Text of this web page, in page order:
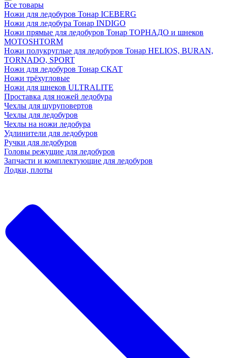
Все товары
Ножи для ледобуров Тонар ICEBERG
Ножи для ледобура Тонар INDIGO
Ножи прямые для ледобуров Тонар ТОРНАДО и шнеков
MOTOSHTORM
Ножи полукруглые для ледобуров Тонар HELIOS, BURAN,
TORNADO, SPORT
Ножи для ледобуров Тонар СКАТ
Ножи трёхугловые
Ножи для шнеков ULTRALITE
Проставка для ножей ледобура
Чехлы для шуруповертов
Чехлы для ледобуров
Чехлы на ножи ледобура
Удлинители для ледобуров
Ручки для ледобуров
Головы режущие для ледобуров
Запчасти и комплектующие для ледобуров
Лодки, плоты